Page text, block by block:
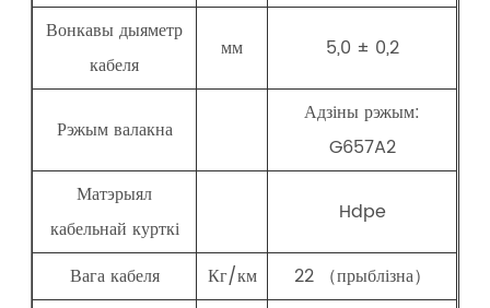
Вонкавы дыяметр
кабеля
мм 5,0 ± 0,2
Рэжым валакна
Адзіны рэжым:
G657A2
Матэрыял
кабельнай курткі
Hdpe
Вага кабеля Кг/км
22 （прыблізна）